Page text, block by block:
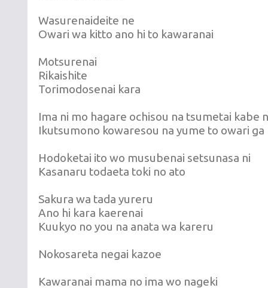
Wasurenaideite ne
Owari wa kitto ano hi to kawaranai
Motsurenai
Rikaishite
Torimodosenai kara
Ima ni mo hagare ochisou na tsumetai kabe
Ikutsumono kowaresou na yume to owari ga
Hodoketai ito wo musubenai setsunasa ni
Kasanaru todaeta toki no ato
Sakura wa tada yureru
Ano hi kara kaerenai
Kuukyo no you na anata wa kareru
Nokosareta negai kazoe
Kawaranai mama no ima wo nageki